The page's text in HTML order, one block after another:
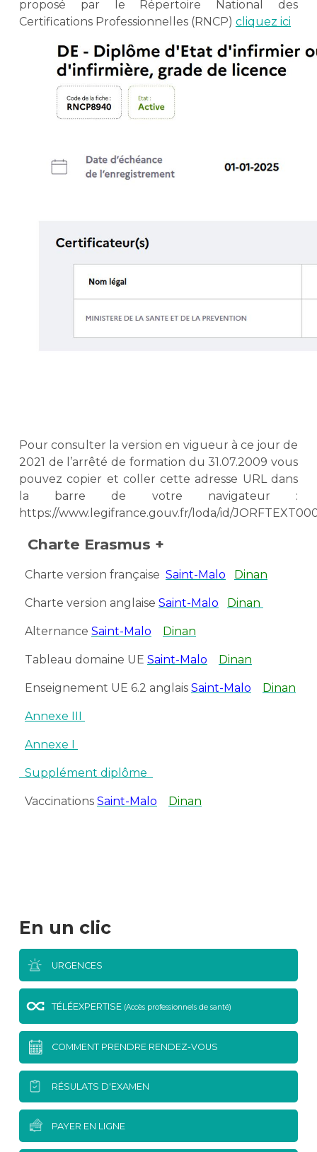
proposé par le Répertoire National des
Certifications Professionnelles (RNCP) cliquez ici
Pour consulter la version en vigueur à ce jour de
2021 de l’arrêté de formation du 31.07.2009 vous
pouvez copier et coller cette adresse URL dans
la barre de votre navigateur :
https://www.legifrance.gouv.fr/loda/id/
Charte Erasmus +
Charte version française Saint-Malo Dinan
Charte version anglaise Saint-Malo Dinan
Alternance Saint-Malo Dinan
Tableau domaine UE Saint-Malo Dinan
Enseignement UE 6.2 anglais Saint-Malo Dinan
Annexe III
Annexe I
Supplément diplôme
Vaccinations Saint-Malo Dinan
En un clic
URGENCES
TÉLÉEXPERTISE (Accès professionnels de santé)
COMMENT PRENDRE RENDEZ-VOUS
RÉSULATS D'EXAMEN
PAYER EN LIGNE